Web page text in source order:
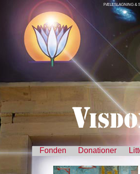
PÆLESLAGNING &
Fonden Donationer